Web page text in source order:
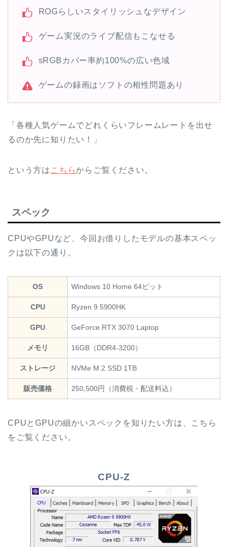
ROGらしいスタイリッシュなデザイン
ゲーム実況のライブ配信もこなせる
sRGBカバー率約100%の広い色域
ゲームの録画はソフトの相性問題あり
「各種人気ゲームでどれくらいフレームレートを出せ
るのか先に知りたい！」
という方は こちらからご覧ください。
スペック
CPUやGPUなど、今回お借りしたモデルの基本スペッ
クは以下の通り。
OS Windows 10 Home 64ビット
CPU Ryzen 9 5900HK
GPU GeForce RTX 3070 Laptop
メモリ 16GB（DDR4-3200）
ストレージ NVMe M.2 SSD 1TB
販売価格 250,500円（消費税・配送料込）
CPUとGPUの細かいスペックを知りたい方は、こちら
をご覧ください。
CPU-Z